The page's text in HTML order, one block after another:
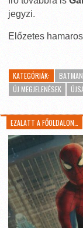
jegyzi.
Előzetes
KATEGÓRIÁK: BATMAN
ÚJ MEGJELENÉSEK
EZALATT A FŐOLDALON…